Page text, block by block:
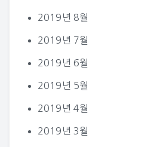
2019년 8월
2019년 7월
2019년 6월
2019년 5월
2019년 4월
2019년 3월